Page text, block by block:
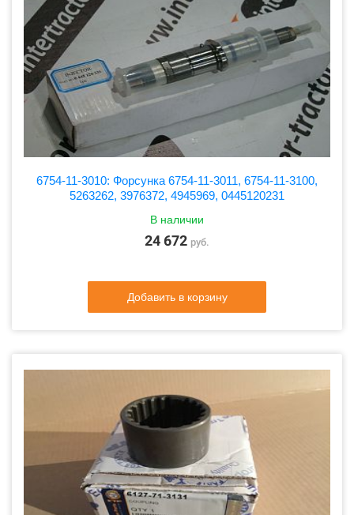
6754-11-3010: Форсунка 6754-11-3011, 6754-11-3100,
5263262, 3976372, 4945969, 0445120231
В наличии
24 672 руб.
Добавить в корзину